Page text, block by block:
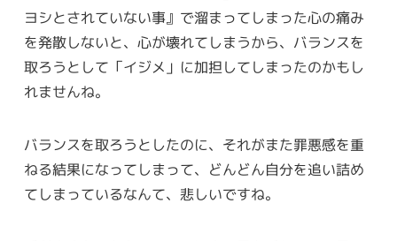
ヨシとされていない事』で溜まってしまった心の痛み
を発散しないと、心が壊れてしまうから、バランスを
取ろうとして「イジメ」に加担してしまったのかもし
れませんね。
バランスを取ろうとしたのに、それがまた罪悪感を重
ねる結果になってしまって、どんどん自分を追い詰め
てしまっているなんて、悲しいですね。